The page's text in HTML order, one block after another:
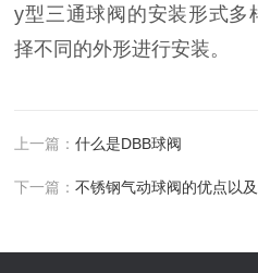
y型三通球阀的安装形式多
择不同的外形进行安装。
上一篇：什么是DBB球阀
下一篇：不锈钢气动球阀的优点以